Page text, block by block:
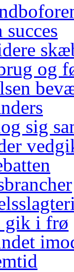
og
sig
gik i frø